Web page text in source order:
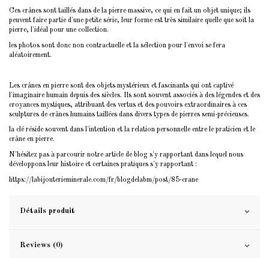
Ces crânes sont taillés dans de la pierre massive, ce qui en fait un objet unique; ils
peuvent faire partie d'une petite série, leur forme est très similaire quelle que soit la
pierre, l'idéal pour une collection.
les photos sont donc non contractuelle et la sélection pour l'envoi se fera
aléatoirement.
Les crânes en pierre sont des objets mystérieux et fascinants qui ont captivé
l'imaginaire humain depuis des siècles. Ils sont souvent associés à des légendes et des
croyances mystiques, attribuant des vertus et des pouvoirs extraordinaires à ces
sculptures de crânes humains taillées dans divers types de pierres semi-précieuses.
la clé réside souvent dans l'intention et la relation personnelle entre le praticien et le
crâne en pierre.
N'hésitez pas à parcourir notre article de blog s'y rapportant dans lequel nous
développons leur histoire et certaines pratiques s'y rapportant :
https://labijouterieminerale.com/fr/blogdelabm/post/85-crane
Détails produit
Reviews (0)